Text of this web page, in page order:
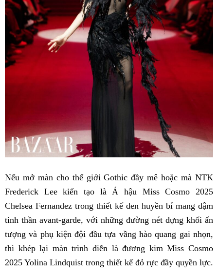
Nếu mở màn cho thế giới Gothic đầy mê hoặc mà NTK
Frederick Lee kiến tạo là Á hậu Miss Cosmo 2025
Chelsea Fernandez trong thiết kế đen huyền bí mang đậm
tinh thần avant-garde, với những đường nét dựng khối ấn
tượng và phụ kiện đội đầu tựa vầng hào quang gai nhọn,
thì khép lại màn trình diễn là đương kim Miss Cosmo
2025 Yolina Lindquist trong thiết kế đỏ rực đầy quyền lực.